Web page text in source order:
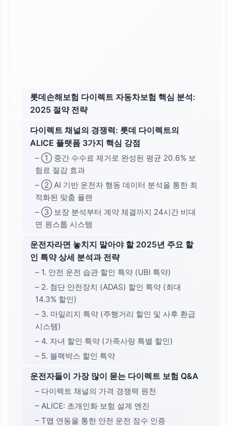
롯데손해보험 다이렉트 자동차보험 핵심 분석:
2025 절약 전략
다이렉트 채널의 경쟁력: 롯데 다이렉트의
ALICE 플랫폼 3가지 핵심 강점
– ① 중간 수수료 제거로 완성된 평균 20.6% 보
험료 절감 효과
– ② AI 기반 운전자 행동 데이터 분석을 통한 최
적화된 맞춤 플랜
– ③ 보장 분석부터 계약 체결까지 24시간 비대
면 원스톱 시스템
운전자라면 놓치지 말아야 할 2025년 주요 할
인 특약 상세 분석과 전략
– 1. 안전 운전 습관 할인 특약 (UBI 특약)
– 2. 첨단 안전장치 (ADAS) 할인 특약 (최대
14.3% 할인)
– 3. 마일리지 특약 (주행거리 할인 및 사후 환급
시스템)
– 4. 자녀 할인 특약 (가족사랑 특별 할인)
– 5. 블랙박스 할인 특약
운전자들이 가장 많이 묻는 다이렉트 보험 Q&A
– 다이렉트 채널의 가격 경쟁력 원천
– ALICE: 초개인화 보험 설계 엔진
– T맵 연동을 통한 안전 운전 점수 인증